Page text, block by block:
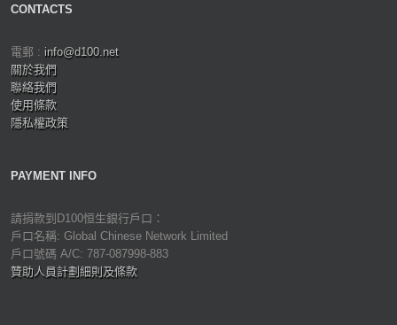
CONTACTS
電郵 : info@d100.net
關於我們
聯絡我們
使用條款
隱私權政策
PAYMENT INFO
請捐款到D100恒生銀行戶口：
戶口名稱: Global Chinese Network Limited
戶口號碼 A/C: 787-087998-883
贊助人員計劃細則及條款